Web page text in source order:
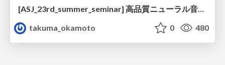
[ASJ_23rd_summer_seminar] 高品質ニューラル音声合成×ト×音声マルチスポット再生 -やはり実装 is all we need-
takuma_okamoto
0 480